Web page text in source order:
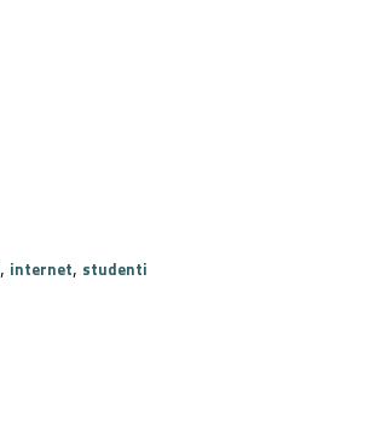
, internet, studenti